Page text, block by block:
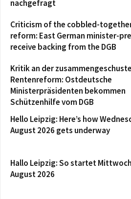
nachgefragt
Criticism of the cobbled-
reform: East German minister-
receive backing from the DGB
Kritik an der
Rentenreform: Ostdeutsche
Ministerpräsidenten bekommen
Schützenhilfe vom DGB
Hello Leipzig: Here’s how
August 2026 gets underway
Hallo Leipzig: So startet
August 2026